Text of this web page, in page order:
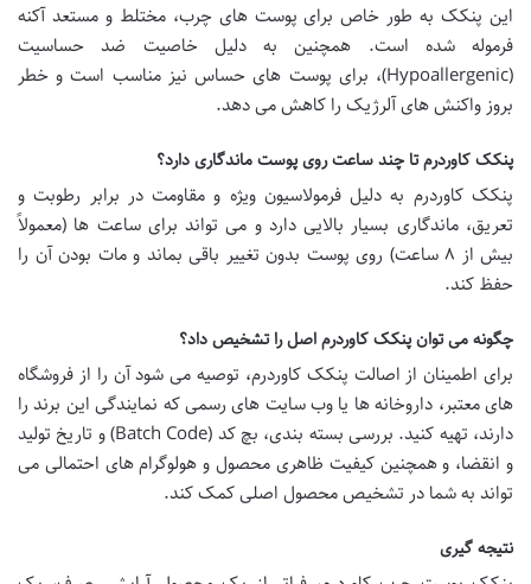
این پنکک به طور خاص برای پوست های چرب، مختلط و مستعد آکنه
فرموله شده است. همچنین به دلیل خاصیت ضد حساسیت
(Hypoallergenic)، برای پوست های حساس نیز مناسب است و خطر
بروز واکنش های آلرژیک را کاهش می دهد.
پنکک کاوردرم تا چند ساعت روی پوست ماندگاری دارد؟
پنکک کاوردرم به دلیل فرمولاسیون ویژه و مقاومت در برابر رطوبت و
تعریق، ماندگاری بسیار بالایی دارد و می تواند برای ساعت ها (معمولاً
بیش از ۸ ساعت) روی پوست بدون تغییر باقی بماند و مات بودن آن را
حفظ کند.
چگونه می توان پنکک کاوردرم اصل را تشخیص داد؟
برای اطمینان از اصالت پنکک کاوردرم، توصیه می شود آن را از فروشگاه
های معتبر، داروخانه ها یا وب سایت های رسمی که نمایندگی این برند را
دارند، تهیه کنید. بررسی بسته بندی، بچ کد (Batch Code) و تاریخ تولید
و انقضا، و همچنین کیفیت ظاهری محصول و هولوگرام های احتمالی می
تواند به شما در تشخیص محصول اصلی کمک کند.
نتیجه گیری